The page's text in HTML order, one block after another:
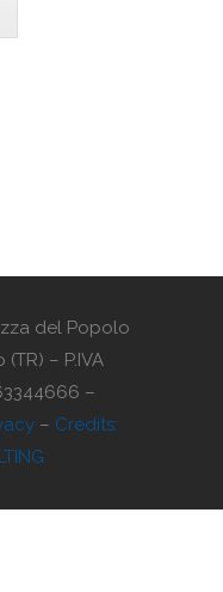
del Popolo
– P.IVA
–
– Credits: